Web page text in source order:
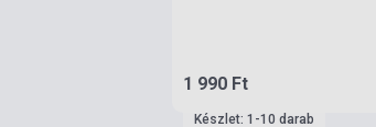
1 990 Ft
Készlet: 1-10 darab